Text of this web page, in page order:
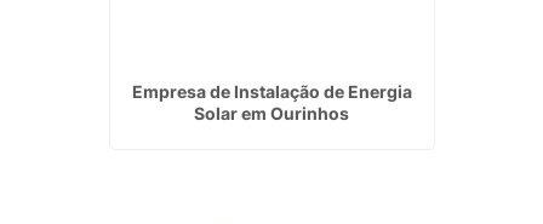
Empresa de Instalação de Energia
Solar em Ourinhos